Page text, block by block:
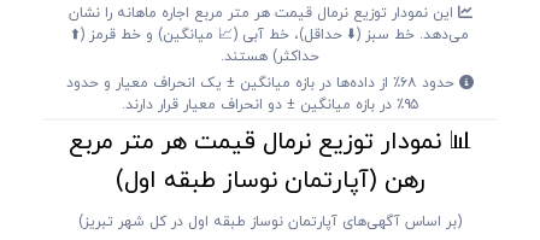
این نمودار توزیع نرمال قیمت هر متر مربع اجاره ماهانه را نشان
می‌دهد. خط سبز (⬇️ حداقل)، خط آبی (📈 میانگین) و خط قرمز (⬆️
حداکثر) هستند.
حدود ۶۸٪ از داده‌ها در بازه میانگین ± یک انحراف معیار و حدود
۹۵٪ در بازه میانگین ± دو انحراف معیار قرار دارند.
📊 نمودار توزیع نرمال قیمت هر متر مربع
رهن (آپارتمان نوساز طبقه اول)
(بر اساس آگهی‌های آپارتمان نوساز طبقه اول در کل شهر تبریز)